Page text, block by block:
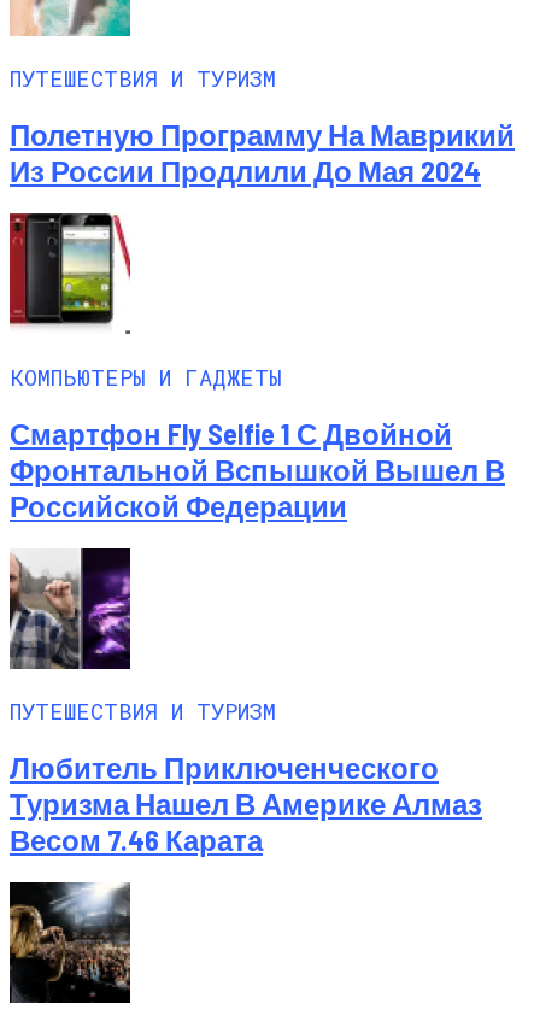
ПУТЕШЕСТВИЯ И ТУРИЗМ
Полетную Программу На Маврикий
Из России Продлили До Мая 2024
КОМПЬЮТЕРЫ И ГАДЖЕТЫ
Смартфон Fly Selfie 1 С Двойной
Фронтальной Вспышкой Вышел В
Российской Федерации
ПУТЕШЕСТВИЯ И ТУРИЗМ
Любитель Приключенческого
Туризма Нашел В Америке Алмаз
Весом 7.46 Карата